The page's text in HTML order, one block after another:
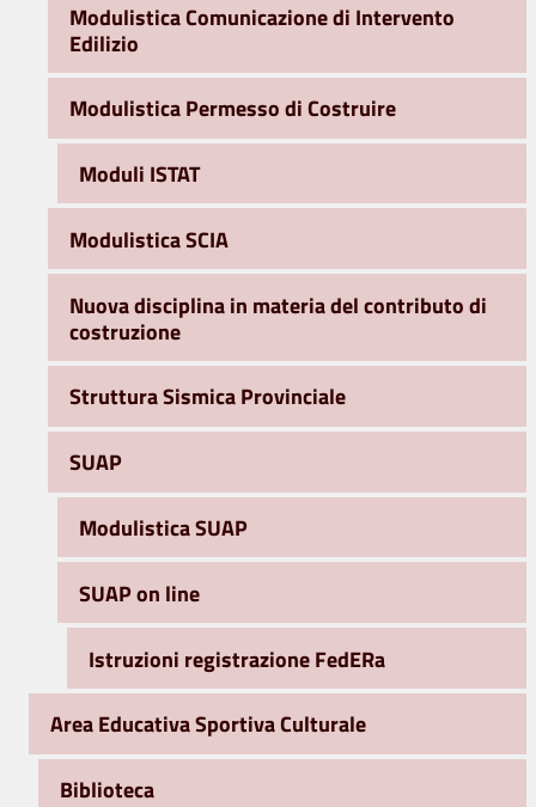
Modulistica Comunicazione di Intervento
Edilizio
Modulistica Permesso di Costruire
Moduli ISTAT
Modulistica SCIA
Nuova disciplina in materia del contributo di
costruzione
Struttura Sismica Provinciale
SUAP
Modulistica SUAP
SUAP on line
Istruzioni registrazione FedERa
Area Educativa Sportiva Culturale
Biblioteca